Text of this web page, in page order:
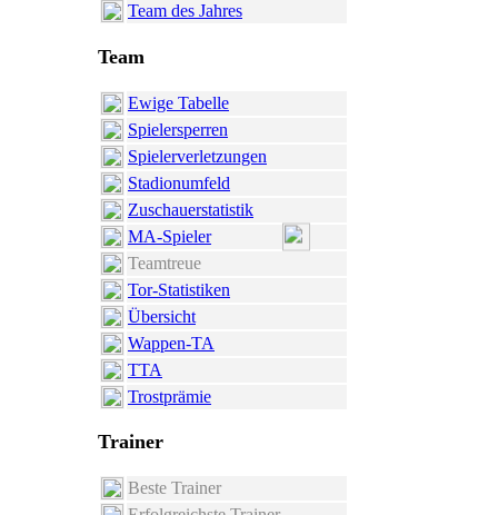
Team des Jahres
Team
Ewige Tabelle
Spielersperren
Spielerverletzungen
Stadionumfeld
Zuschauerstatistik
MA-Spieler
Teamtreue
Tor-Statistiken
Übersicht
Wappen-TA
TTA
Trostprämie
Trainer
Beste Trainer